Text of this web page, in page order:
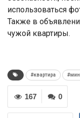
использоваться
Также в
чужой квартиры.
#квартира
0
167